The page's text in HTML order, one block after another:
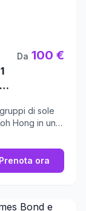
Da 100 €
di sole
Hong in un
Prenota ora